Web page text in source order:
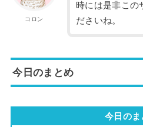
コロン
時には是非この
ださいね。
今日のまとめ
今日のま